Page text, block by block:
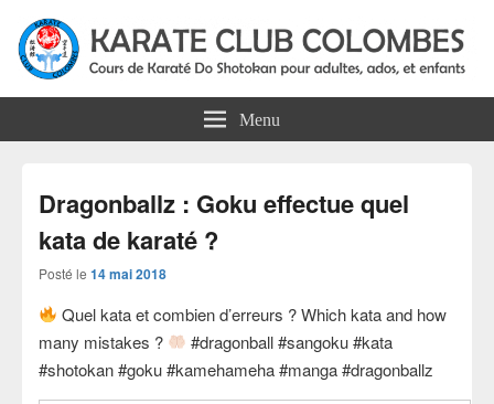
Karate Club Colombes
Menu
Dragonballz : Goku effectue quel
kata de karaté ?
Posté le 14 mai 2018
Quel kata et combien d’erreurs ? Which kata and how
many mistakes ?
#dragonball #sangoku #kata
#shotokan #goku #kamehameha #manga #dragonballz